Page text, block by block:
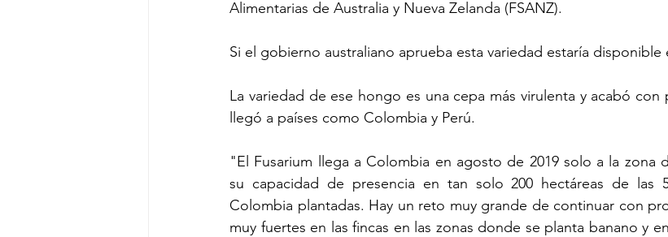
Alimentarias de Australia y Nueva Zelanda (FSANZ).
Si el gobierno australiano aprueba esta variedad estaría disponible
La variedad de ese hongo es una cepa más virulenta y acabó con
llegó a países como Colombia y Perú.
"El Fusarium llega a Colombia en agosto de 2019 solo a la zona
su capacidad de presencia en tan solo 200 hectáreas de las
Colombia plantadas. Hay un reto muy grande de continuar con
muy fuertes en las fincas en las zonas donde se planta banano y